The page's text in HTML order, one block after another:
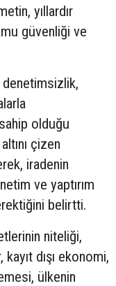
yıllardır
güvenliği ve
sahip olduğu
çizen
iradenin
ve yaptırım
belirtti.
niteliği,
dışı ekonomi,
ülkenin